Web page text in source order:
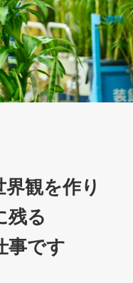
観を作り
残る
事です